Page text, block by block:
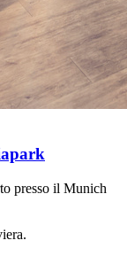
presso il Munich